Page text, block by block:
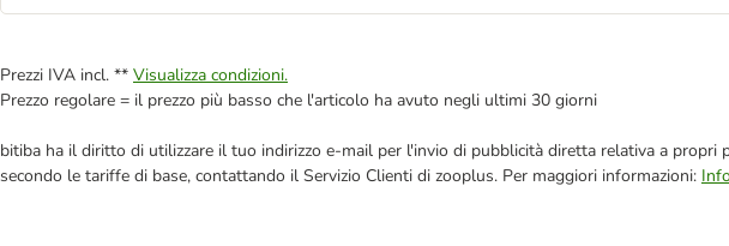
Prezzi IVA incl. ** Visualizza condizioni.
Prezzo regolare = il prezzo più basso che l'articolo ha avuto negli ultimi 30 giorni
bitiba ha il diritto di utilizzare il tuo indirizzo e-mail per l'invio di pubblicità diretta relativa a
secondo le tariffe di base, contattando il Servizio Clienti di zooplus. Per maggiori informazioni: